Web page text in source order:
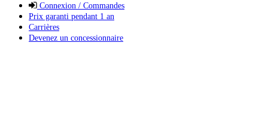
Connexion / Commandes
Prix garanti pendant 1 an
Carrières
Devenez un concessionnaire